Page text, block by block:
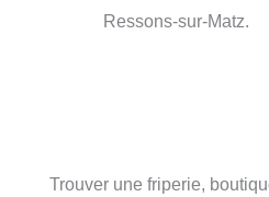
Ressons-sur-Matz.
Trouver une friperie,